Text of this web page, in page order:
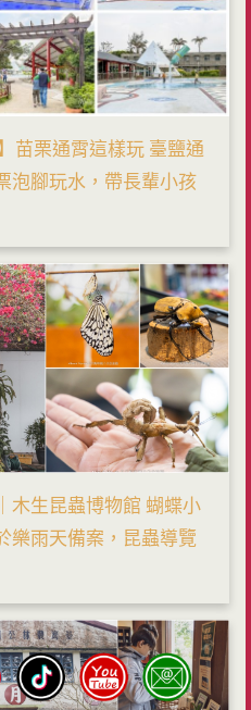
苗栗通霄這樣玩 臺鹽通
泡腳玩水，帶長輩小孩
木生昆蟲博物館 蝴蝶小
樂雨天備案，昆蟲導覽